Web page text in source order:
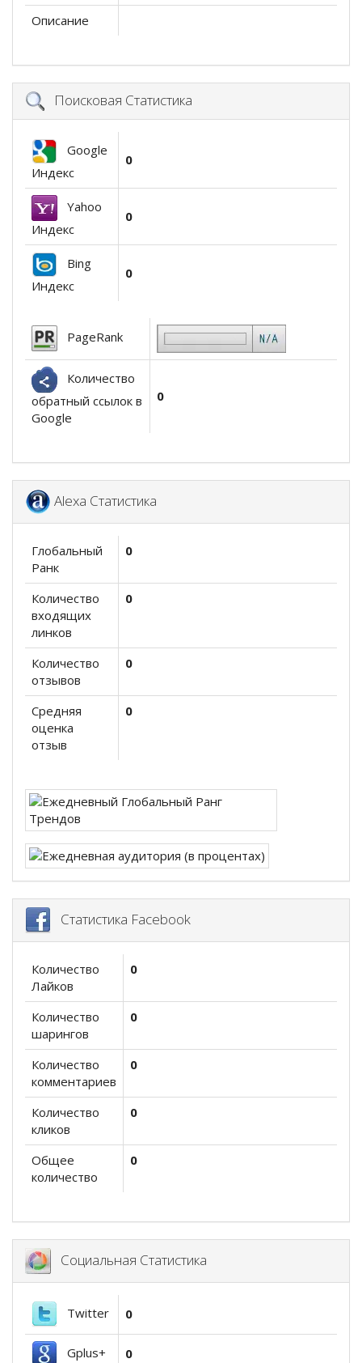
Описание
Поисковая Статистика
Google
Индекс
0
Yahoo
Индекс
0
Bing
Индекс
0
PageRank
Количество
обратный ссылок в
Google
0
Alexa Статистика
Глобальный
Ранк
0
Количество
входящих
линков
0
Количество
отзывов
0
Средняя
оценка
отзыв
0
Статистика Facebook
Количество
Лайков
0
Количество
шарингов
0
Количество
комментариев
0
Количество
кликов
0
Общее
количество
0
Социальная Статистика
Twitter 0
Gplus+ 0